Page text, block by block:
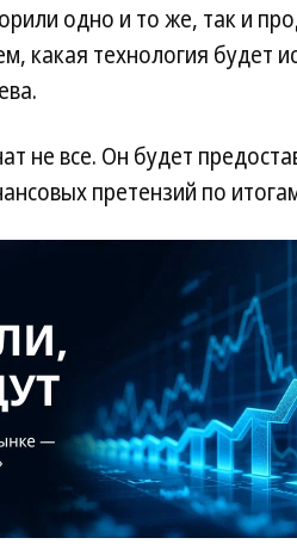
одно и то же, так и
какая технология будет
не все. Он будет
претензий по